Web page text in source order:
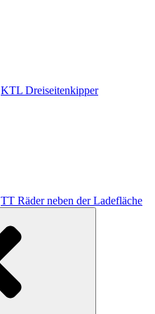
KTL Dreiseitenkipper
TT Räder neben der Ladefläche